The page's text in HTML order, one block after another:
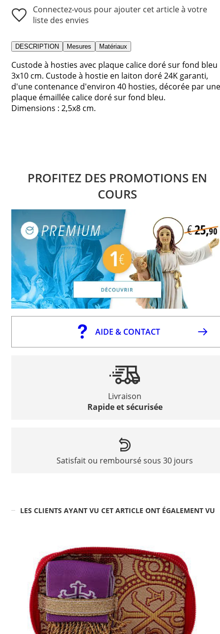
Connectez-vous pour ajouter cet article à votre
liste des envies
DESCRIPTION Mesures Matériaux
Custode à hosties avec plaque calice doré sur fond bleu
3x10 cm. Custode à hostie en laiton doré 24K garanti,
d'une contenance d'environ 40 hosties, décorée par une
plaque émaillée calice doré sur fond bleu.
Dimensions : 2,5x8 cm.
PROFITEZ DES PROMOTIONS EN
COURS
AIDE & CONTACT
Livraison
Rapide et sécurisée
Satisfait ou remboursé sous 30 jours
LES CLIENTS AYANT VU CET ARTICLE ONT ÉGALEMENT VU